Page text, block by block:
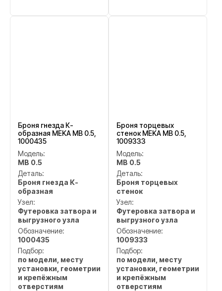
Броня гнезда К-
образная MEKA MB 0.5,
1000435
Модель:
MB 0.5
Деталь:
Броня гнезда К-
образная
Узел:
Футеровка затвора и
выгрузного узла
Обозначение:
1000435
Подбор:
по модели, месту
установки, геометрии
и крепёжным
отверстиям
Броня торцевых
стенок MEKA MB 0.5,
1009333
Модель:
MB 0.5
Деталь:
Броня торцевых
стенок
Узел:
Футеровка затвора и
выгрузного узла
Обозначение:
1009333
Подбор:
по модели, месту
установки, геометрии
и крепёжным
отверстиям